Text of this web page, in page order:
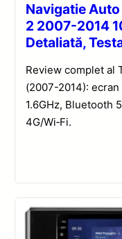
Navigatie Auto
2 2007-2014
Detaliată,
Review complet al
(2007-2014): ecran
1.6GHz, Bluetooth
4G/Wi‑Fi.